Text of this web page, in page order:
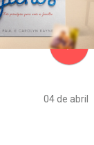
04 de abril
navigate_next